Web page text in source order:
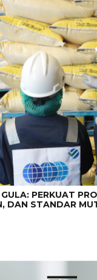
PERKUAT
DAN STANDAR